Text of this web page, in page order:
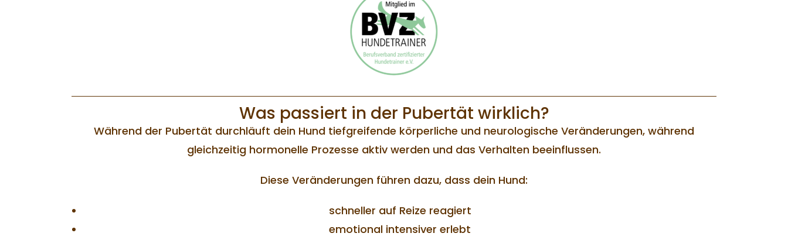
Was passiert in der Pubertät wirklich?
Während der Pubertät durchläuft dein Hund tiefgreifende körperliche und neurologische Veränderungen, während
gleichzeitig hormonelle Prozesse aktiv werden und das Verhalten beeinflussen.
Diese Veränderungen führen dazu, dass dein Hund:
schneller auf Reize reagiert
emotional intensiver erlebt